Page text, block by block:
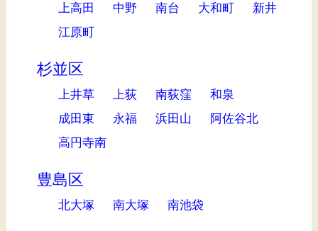
上高田 中野 南台 大和町
新井
江原町
杉並区
上井草 上荻 南荻窪
和泉
成田東
永福 浜田山
阿佐谷北
高円寺南
豊島区
北大塚 南大塚 南池袋